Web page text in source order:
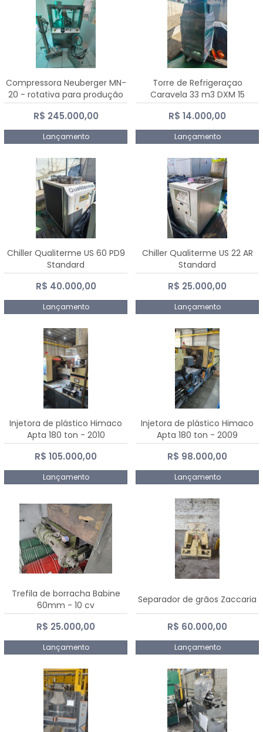
Compressora Neuberger MN-
20 - rotativa para produção
de comprimidos
R$ 245.000,00
Lançamento
Torre de Refrigeraçao
Caravela 33 m3 DXM 15
R$ 14.000,00
Lançamento
Chiller Qualiterme US 60 PD9
Standard
R$ 40.000,00
Lançamento
Chiller Qualiterme US 22 AR
Standard
R$ 25.000,00
Lançamento
Injetora de plástico Himaco
Apta 180 ton - 2010
R$ 105.000,00
Lançamento
Injetora de plástico Himaco
Apta 180 ton - 2009
R$ 98.000,00
Lançamento
Trefila de borracha Babine
60mm - 10 cv
R$ 25.000,00
Lançamento
Separador de grãos Zaccaria
R$ 60.000,00
Lançamento